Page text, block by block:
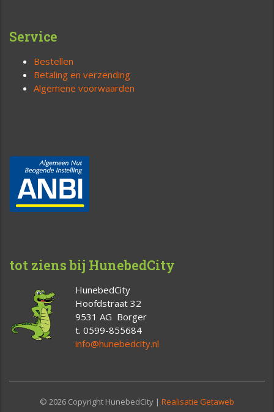
Service
Bestellen
Betaling en verzending
Algemene voorwaarden
tot ziens bij HunebedCity
HunebedCity
Hoofdstraat 32
9531 AG Borger
t. 0599-855684
info@hunebedcity.nl
© 2026 Copyright HunebedCity | Realisatie Getaweb